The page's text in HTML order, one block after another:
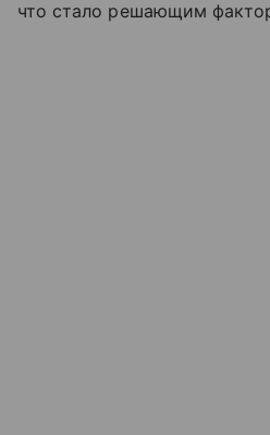
что стало решающим